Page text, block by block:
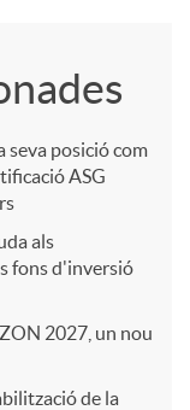
seva posició com
ASG
als
fons d'inversió
2027, un nou
de la